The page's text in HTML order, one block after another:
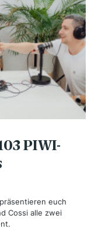
PIWI-
euch
Cossi alle zwei